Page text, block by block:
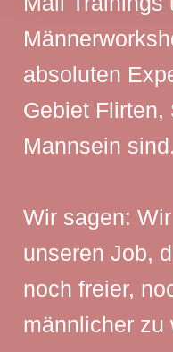
absoluten
Gebiet Flirten,
Mannsein sind.
Wir sagen:
unseren Job,
noch freier,
männlicher zu